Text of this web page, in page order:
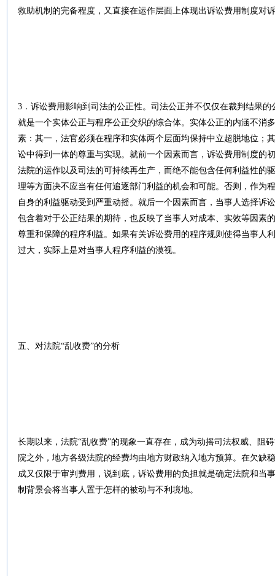
救助机制的完备程度，又直接在运作层面上体现出诉讼费用制度对
3．诉讼费用影响到司法的公正性。司法公正并不仅仅在裁判结果
就是一个实体公正与程序公正交织的综合体。实体公正的内涵不消
素：其一，法官必须在程序和实体两个层面均保持中立超脱地位；
讼中得到一体的尊重与实现。就前一个因素而言，诉讼费用制度的
法院的运作以及司法的可持续再生产，而绝不能包含任何利益性的
理等方面决不应当有任何追逐部门利益的机会和可能。否则，作为
自身的利益驱动受到严重动摇。就后一个因素而言，当事人选择诉
包含着对于公正结果的期待，也反映了当事人对成本、实效等因素
尊重和保障的程序利益。如果有关诉讼费用的程序规则使得当事人
过大，实际上是对当事人程序利益的漠视。
五、对法院“乱收费”的分析
长期以来，法院“乱收费”的现象一直存在，成为动摇司法权威、阻
院之外，地方各级法院的经费均由地方财政纳入地方预算。在欠缺
成又仅限于审判费用，说到底，诉讼费用的负担就是确定法院和当
制背景会将当事人置于怎样的被动与不利境地。